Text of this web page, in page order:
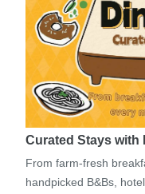
Curated Stays
From farm-fresh
handpicked B&Bs,